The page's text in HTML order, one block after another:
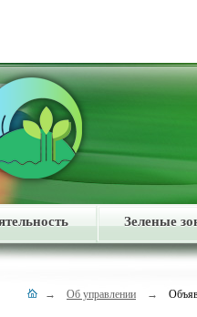
Зеленые
→ Об управлении →